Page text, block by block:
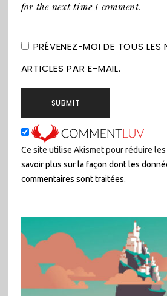
for the next time I comment.
PRÉVENEZ-MOI DE TOUS LES
ARTICLES PAR E-MAIL.
Ce site utilise Akismet pour réduire
savoir plus sur la façon dont les
commentaires sont traitées.